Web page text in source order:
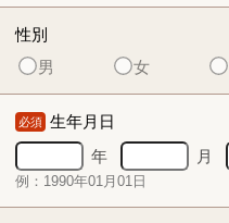
性別
男
女
必須 生年月日
年
月
例：1990年01月01日